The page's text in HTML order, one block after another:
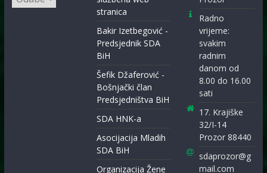
vijesti
stranica
Bakir Izetbegović -
Predsjednik SDA
BiH
Šefik Džaferović -
Bošnjački član
Predsjedništva BiH
SDA HNK-a
Asocijacija Mladih
SDA BiH
Organizacija Žene
Radno
vrijeme:
svakim
radnim
danom od
8.00 do 16.00
sati
17. Krajiške
32/I-14
Prozor 88440
sdaprozor@g
mail.com